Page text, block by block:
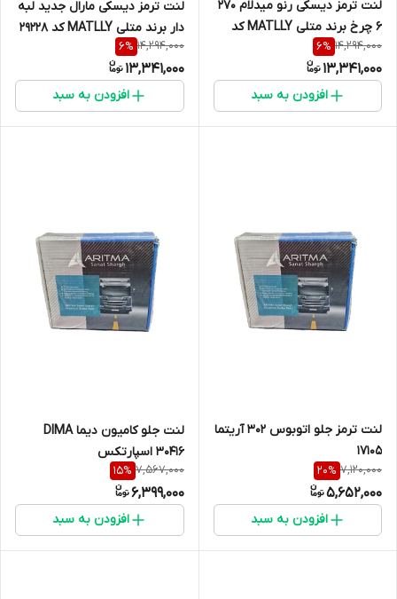
لنت ترمز دیسکی رنو میدلام 270
6 چرخ برند متلی MATLLY کد
29142
14,294,000
6%
13,341,000
افزودن به سبد
لنت ترمز دیسکی مارال جدید لبه
دار برند متلی MATLLY کد 29228
14,294,000
6%
13,341,000
افزودن به سبد
لنت ترمز جلو اتوبوس 302 آریتما
17105
7,120,000
20%
5,652,000
افزودن به سبد
لنت جلو کامیون دیما DIMA
30416 اسپارتکس
7,567,000
15%
6,399,000
افزودن به سبد